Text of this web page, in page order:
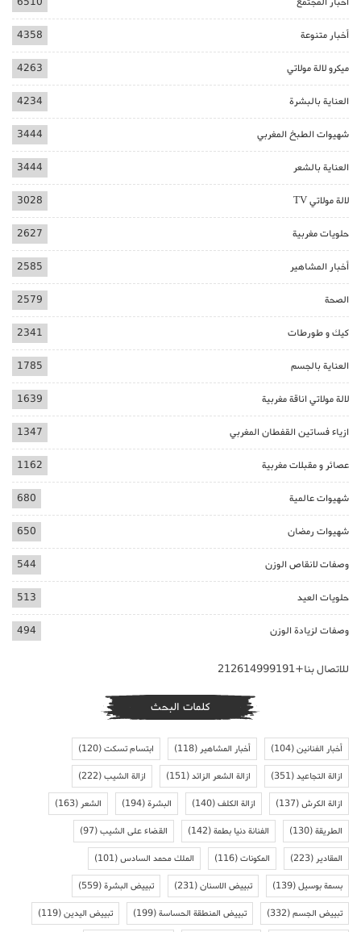
أخبار متنوعة 4358
ميكرو لالة مولاتي 4263
العناية بالبشرة 4234
شهيوات الطبخ المغربي 3444
العناية بالشعر 3444
لالة مولاتي TV 3028
حلويات مغربية 2627
أخبار المشاهير 2585
الصحة 2579
كيك و طورطات 2341
العناية بالجسم 1785
لالة مولاتي اناقة مغربية 1639
ازياء فساتين القفطان المغربي 1347
عصائر و مقبلات مغربية 1162
شهيوات عالمية 680
شهيوات رمضان 650
وصفات لانقاص الوزن 544
حلويات العيد 513
وصفات لزيادة الوزن 494
للاتصال بنا+212614999191
كلمات البحث
أخبار الفنانين(104) أخبار المشاهير(118) ابتسام تسكت(120)
ازالة التجاعيد(351) ازالة الشعر الزائد(151) ازالة الشيب(222)
ازالة الكرش(137) ازالة الكلف(140) البشرة(194) الشعر(163)
الطريقة(130) الفنانة دنيا بطمة(142) القضاء على الشيب(97)
المقادير(223) المكونات(116) الملك محمد السادس(101)
بسمة بوسيل(139) تبييض الاسنان(231) تبييض البشرة(559)
تبييض الجسم(332) تبييض المنطقة الحساسة(199) تبييض اليدين(119)